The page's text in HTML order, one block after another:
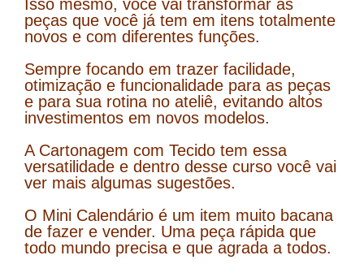
Isso mesmo, você vai transformar as
peças que você já tem em itens totalmente
novos e com diferentes funções.
Sempre focando em trazer facilidade,
otimização e funcionalidade para as peças
e para sua rotina no ateliê, evitando altos
investimentos em novos modelos.
A Cartonagem com Tecido tem essa
versatilidade e dentro desse curso você vai
ver mais algumas sugestões.
O Mini Calendário é um item muito bacana
de fazer e vender. Uma peça rápida que
todo mundo precisa e que agrada a todos.